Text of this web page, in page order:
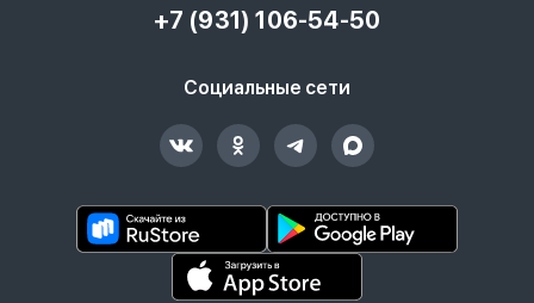
+7 (931) 106-54-50
Социальные сети